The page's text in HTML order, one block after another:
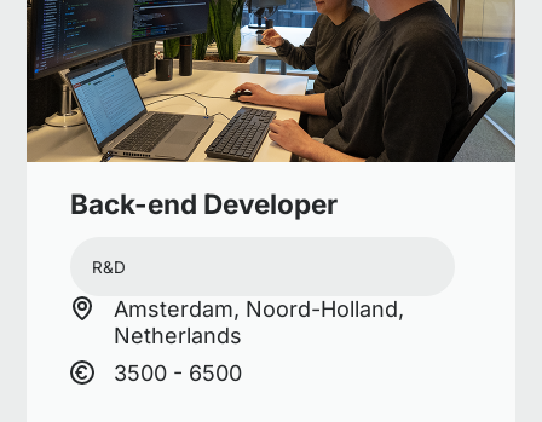
Back-end Developer
R&D
Amsterdam, Noord-Holland,
Netherlands
3500 - 6500